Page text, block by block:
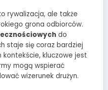
rywalizacja, ale także
grona odbiorców.
do
staje się coraz bardziej
kluczowe jest
mogą wspierać
wizerunek drużyn.